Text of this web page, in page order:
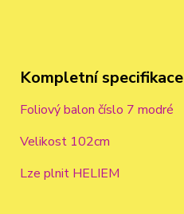
Kompletní specifikace
Foliový balon číslo 7 modré
Velikost 102cm
Lze plnit HELIEM